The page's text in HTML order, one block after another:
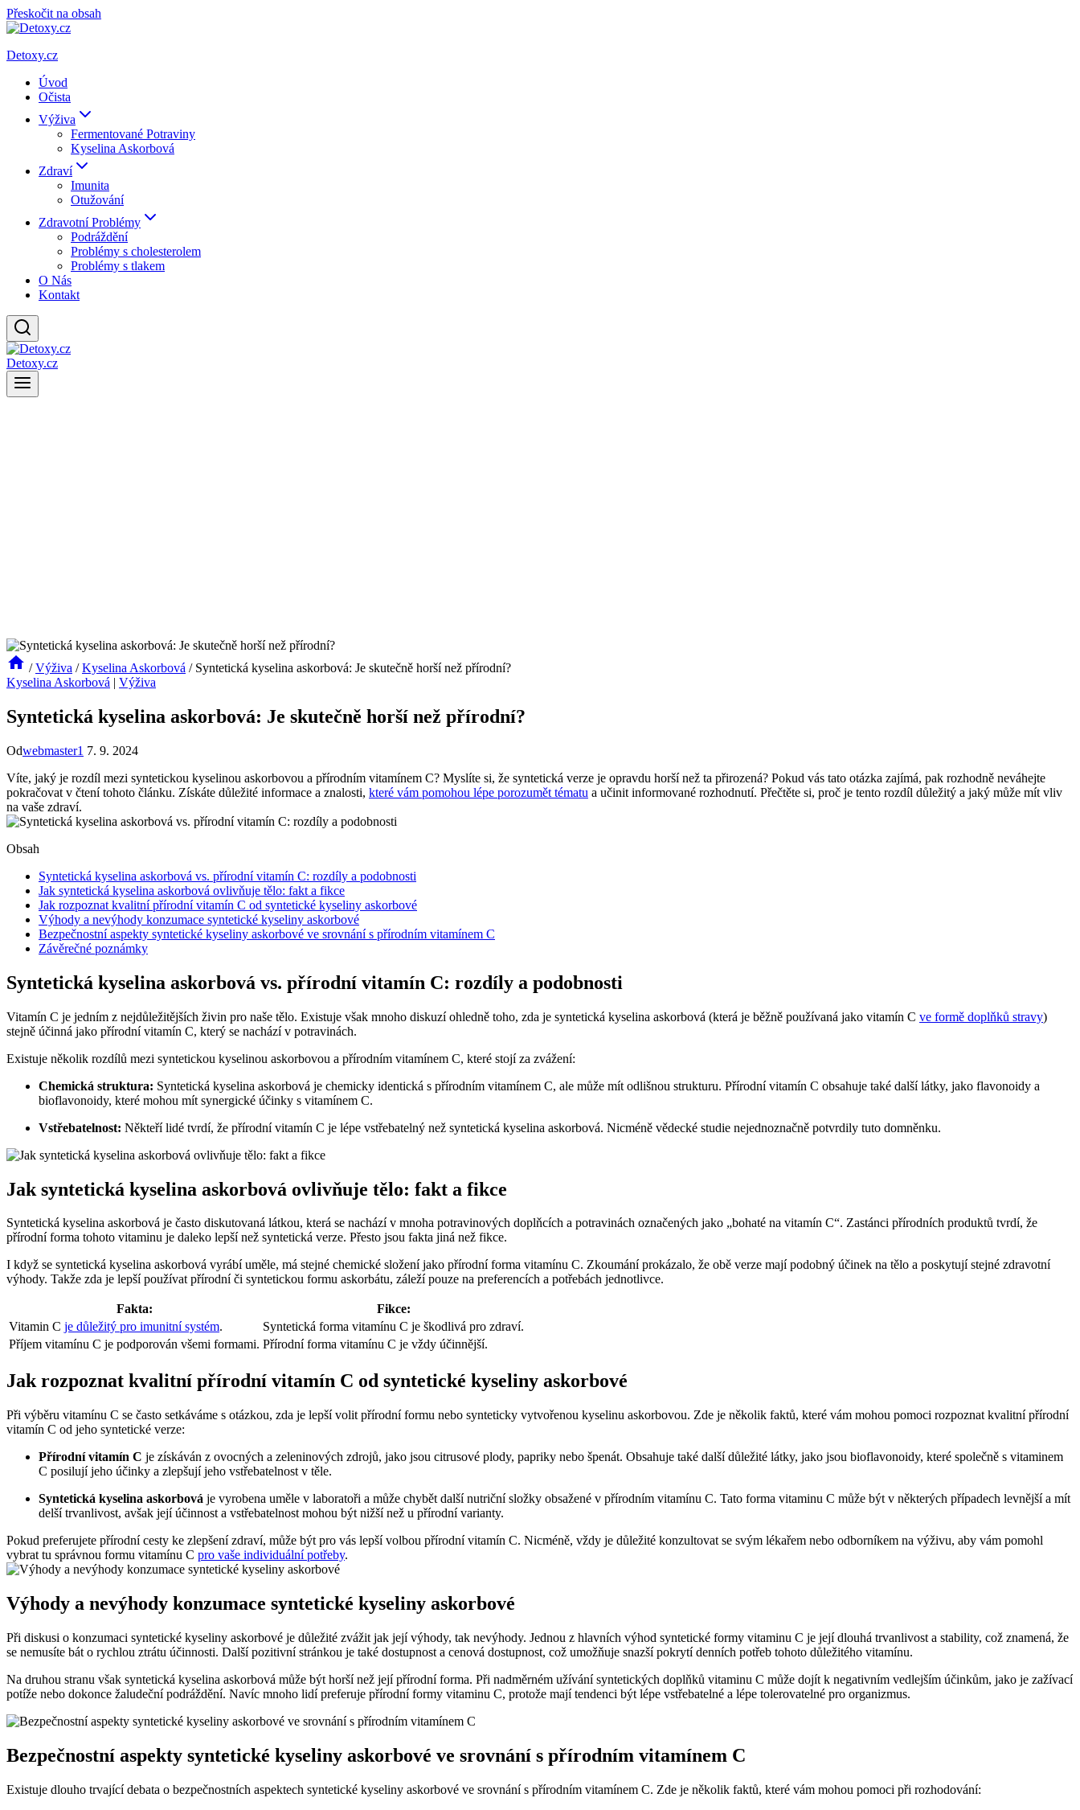
Přeskočit na obsah
Detoxy.cz
Úvod
Očista
Výživa
Fermentované Potraviny
Kyselina Askorbová
Zdraví
Imunita
Otužování
Zdravotní Problémy
Podráždění
Problémy s cholesterolem
Problémy s tlakem
O Nás
Kontakt
Detoxy.cz
/ Výživa / Kyselina Askorbová / Syntetická kyselina askorbová: Je skutečně horší než přírodní?
Kyselina Askorbová | Výživa
Syntetická kyselina askorbová: Je skutečně horší než přírodní?
Odwebmaster1 7. 9. 2024
Víte, jaký je rozdíl mezi syntetickou kyselinou askorbovou a přírodním vitamínem C? Myslíte si, že syntetická verze je opravdu horší než ta přirozená? Pokud vás tato otázka zajímá, pak rozhodně neváhejte
pokračovat v čtení tohoto článku. Získáte důležité informace a znalosti, které vám pomohou lépe porozumět tématu a učinit informované rozhodnutí. Přečtěte si, proč je tento rozdíl důležitý a jaký může mít vliv
na vaše zdraví.
Obsah
Syntetická kyselina askorbová vs. přírodní vitamín C: rozdíly a podobnosti
Jak syntetická kyselina askorbová ovlivňuje tělo: fakt a fikce
Jak rozpoznat kvalitní přírodní vitamín C od syntetické kyseliny askorbové
Výhody a nevýhody konzumace syntetické kyseliny askorbové
Bezpečnostní aspekty syntetické kyseliny askorbové ve srovnání s přírodním vitamínem C
Závěrečné poznámky
Syntetická kyselina askorbová vs. přírodní vitamín C: rozdíly a podobnosti
Vitamín C je jedním z nejdůležitějších živin pro naše tělo. Existuje však mnoho diskuzí ohledně toho, zda je syntetická kyselina askorbová (která je běžně používaná jako vitamín C ve formě doplňků stravy)
stejně účinná jako přírodní vitamín C, který se nachází v potravinách.
Existuje několik rozdílů mezi syntetickou kyselinou askorbovou a přírodním vitamínem C, které stojí za zvážení:
Chemická struktura: Syntetická kyselina askorbová je chemicky identická s přírodním vitamínem C, ale může mít odlišnou strukturu. Přírodní vitamín C obsahuje také další látky, jako flavonoidy a
bioflavonoidy, které mohou mít synergické účinky s vitamínem C.
Vstřebatelnost: Někteří lidé tvrdí, že přírodní vitamín C je lépe vstřebatelný než syntetická kyselina askorbová. Nicméně vědecké studie nejednoznačně potvrdily tuto domněnku.
Jak syntetická kyselina askorbová ovlivňuje tělo: fakt a fikce
Syntetická kyselina askorbová je často diskutovaná látkou, která se nachází v mnoha potravinových doplňcích a potravinách označených jako „bohaté na vitamín C“. Zastánci přírodních produktů tvrdí, že
přírodní forma tohoto vitaminu je daleko lepší než syntetická verze. Přesto jsou fakta jiná než fikce.
I když se syntetická kyselina askorbová vyrábí uměle, má stejné chemické složení jako přírodní forma vitamínu C. Zkoumání prokázalo, že obě verze mají podobný účinek na tělo a poskytují stejné zdravotní
výhody. Takže zda je lepší používat přírodní či syntetickou formu askorbátu, záleží pouze na preferencích a potřebách jednotlivce.
Fakta:
Fikce:
Vitamin C je důležitý pro imunitní systém.
Syntetická forma vitamínu C je škodlivá pro zdraví.
Příjem vitamínu C je podporován všemi formami. Přírodní forma vitamínu C je vždy účinnější.
Jak rozpoznat kvalitní přírodní vitamín C od syntetické kyseliny askorbové
Při výběru vitamínu C se často setkáváme s otázkou, zda je lepší volit přírodní formu nebo synteticky vytvořenou kyselinu askorbovou. Zde je několik faktů, které vám mohou pomoci rozpoznat kvalitní přírodní
vitamín C od jeho syntetické verze:
Přírodní vitamín C je získáván z ovocných a zeleninových zdrojů, jako jsou citrusové plody, papriky nebo špenát. Obsahuje také další důležité látky, jako jsou bioflavonoidy, které společně s vitaminem
C posilují jeho účinky a zlepšují jeho vstřebatelnost v těle.
Syntetická kyselina askorbová je vyrobena uměle v laboratoři a může chybět další nutriční složky obsažené v přírodním vitamínu C. Tato forma vitaminu C může být v některých případech levnější a mít
delší trvanlivost, avšak její účinnost a vstřebatelnost mohou být nižší než u přírodní varianty.
Pokud preferujete přírodní cesty ke zlepšení zdraví, může být pro vás lepší volbou přírodní vitamín C. Nicméně, vždy je důležité konzultovat se svým lékařem nebo odborníkem na výživu, aby vám pomohl
vybrat tu správnou formu vitamínu C pro vaše individuální potřeby.
Výhody a nevýhody konzumace syntetické kyseliny askorbové
Při diskusi o konzumaci syntetické kyseliny askorbové je důležité zvážit jak její výhody, tak nevýhody. Jednou z hlavních výhod syntetické formy vitaminu C je její dlouhá trvanlivost a stability, což znamená, že
se nemusíte bát o rychlou ztrátu účinnosti. Další pozitivní stránkou je také dostupnost a cenová dostupnost, což umožňuje snazší pokrytí denních potřeb tohoto důležitého vitamínu.
Na druhou stranu však syntetická kyselina askorbová může být horší než její přírodní forma. Při nadměrném užívání syntetických doplňků vitaminu C může dojít k negativním vedlejším účinkům, jako je zažívací
potíže nebo dokonce žaludeční podráždění. Navíc mnoho lidí preferuje přírodní formy vitaminu C, protože mají tendenci být lépe vstřebatelné a lépe tolerovatelné pro organizmus.
Bezpečnostní aspekty syntetické kyseliny askorbové ve srovnání s přírodním vitamínem C
Existuje dlouho trvající debata o bezpečnostních aspektech syntetické kyseliny askorbové ve srovnání s přírodním vitamínem C. Zde je několik faktů, které vám mohou pomoci při rozhodování: